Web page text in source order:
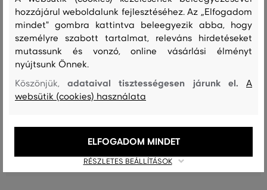
A méret sokkal kisebb, mint amit
viselek
0
A méret egy kicsit kisebb, mint
amit viselek
A méret megegyezik az általam
szokásosan viselt mérettel
amit általában viselek
0
hozzájárul weboldalunk fejlesztéséhez. Az „Elfogadom
mindet" gombra kattintva beleegyezik abba, hogy
személyre szabott tartalmat, releváns hirdetéseket
mutassunk és vonzó, online vásárlási élményt
nyújtsunk Önnek.
Köszönjük,adataival tisztességesen járunk el.A
websütik (cookies) használata
RÉSZLETES BEÁLLÍTÁSOK
ELFOGADOM MINDET